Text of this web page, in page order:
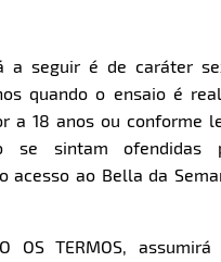
10s
10s
Parte 1
a seguir é de caráter
quando o ensaio é
a 18 anos ou conforme
se sintam
acesso ao Bella da
OS TERMOS,